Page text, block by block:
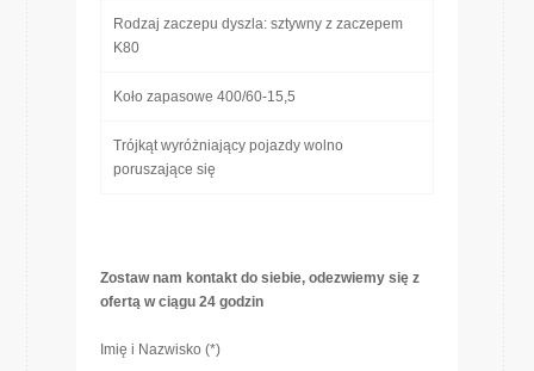
Rodzaj zaczepu dyszla: sztywny z zaczepem
K80
Koło zapasowe 400/60-15,5
Trójkąt wyróżniający pojazdy wolno
poruszające się
Zostaw nam kontakt do siebie, odezwiemy się z
ofertą w ciągu 24 godzin
Imię i Nazwisko (*)